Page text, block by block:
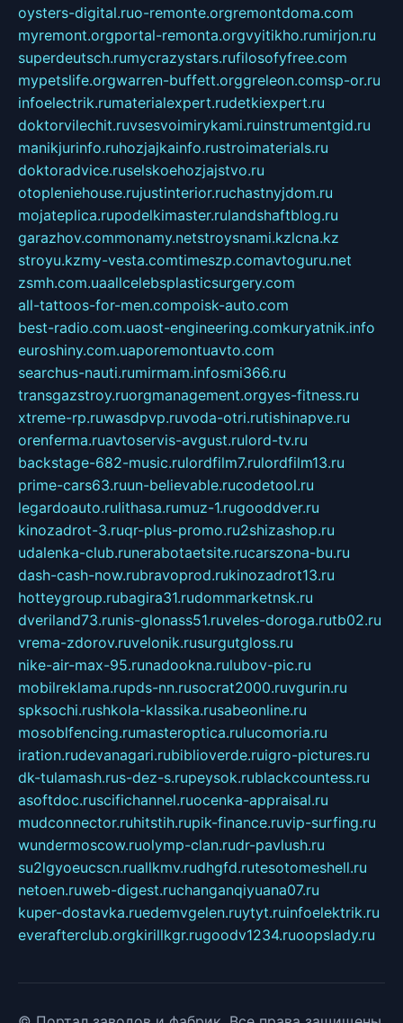
oysters-digital.ruo-remonte.orgremontdoma.com
myremont.orgportal-remonta.orgvyitikho.rumirjon.ru
superdeutsch.rumycrazystars.rufilosofyfree.com
mypetslife.orgwarren-buffett.orggreleon.comsp-or.ru
infoelectrik.rumaterialexpert.rudetkiexpert.ru
doktorvilechit.ruvsesvoimirykami.ruinstrumentgid.ru
manikjurinfo.ruhozjajkainfo.rustroimaterials.ru
doktoradvice.ruselskoehozjajstvo.ru
otopleniehouse.rujustinterior.ruchastnyjdom.ru
mojateplica.rupodelkimaster.rulandshaftblog.ru
garazhov.commonamy.netstroysnami.kzlcna.kz
stroyu.kzmy-vesta.comtimeszp.comavtoguru.net
zsmh.com.uaallcelebsplasticsurgery.com
all-tattoos-for-men.compoisk-auto.com
best-radio.com.uaost-engineering.comkuryatnik.info
euroshiny.com.uaporemontuavto.com
searchus-nauti.rumirmam.infosmi366.ru
transgazstroy.ruorgmanagement.orgyes-fitness.ru
xtreme-rp.ruwasdpvp.ruvoda-otri.rutishinapve.ru
orenferma.ruavtoservis-avgust.rulord-tv.ru
backstage-682-music.rulordfilm7.rulordfilm13.ru
prime-cars63.ruun-believable.rucodetool.ru
legardoauto.rulithasa.rumuz-1.rugooddver.ru
kinozadrot-3.ruqr-plus-promo.ru2shizashop.ru
udalenka-club.runerabotaetsite.rucarszona-bu.ru
dash-cash-now.rubravoprod.rukinozadrot13.ru
hotteygroup.rubagira31.rudommarketnsk.ru
dveriland73.runis-glonass51.ruveles-doroga.rutb02.ru
vrema-zdorov.ruvelonik.rusurgutgloss.ru
nike-air-max-95.runadookna.rulubov-pic.ru
mobilreklama.rupds-nn.rusocrat2000.ruvgurin.ru
spksochi.rushkola-klassika.rusabeonline.ru
mosoblfencing.rumasteroptica.rulucomoria.ru
iration.rudevanagari.rubiblioverde.ruigro-pictures.ru
dk-tulamash.rus-dez-s.rupeysok.rublackcountess.ru
asoftdoc.ruscifichannel.ruocenka-appraisal.ru
mudconnector.ruhitstih.rupik-finance.ruvip-surfing.ru
wundermoscow.ruolymp-clan.rudr-pavlush.ru
su2lgyoeucscn.ruallkmv.rudhgfd.rutesotomeshell.ru
netoen.ruweb-digest.ruchanganqiyuana07.ru
kuper-dostavka.ruedemvgelen.ruytyt.ruinfoelektrik.ru
everafterclub.orgkirillkgr.rugoodv1234.ruoopslady.ru